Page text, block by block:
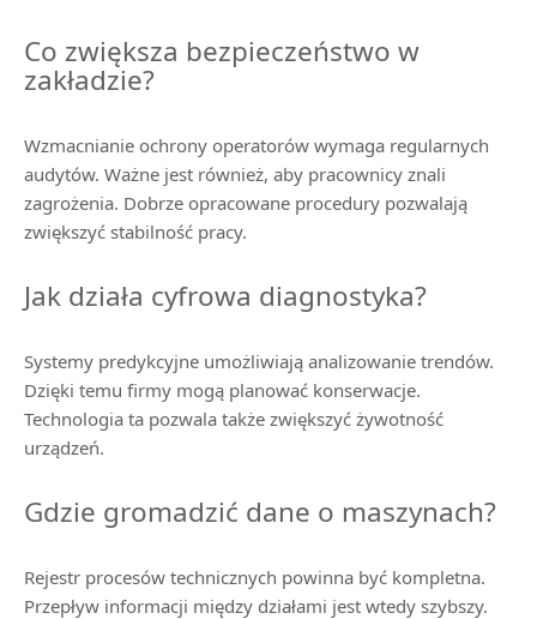
Co zwiększa bezpieczeństwo w
zakładzie?
Wzmacnianie ochrony operatorów wymaga regularnych
audytów. Ważne jest również, aby pracownicy znali
zagrożenia. Dobrze opracowane procedury pozwalają
zwiększyć stabilność pracy.
Jak działa cyfrowa diagnostyka?
Systemy predykcyjne umożliwiają analizowanie trendów.
Dzięki temu firmy mogą planować konserwacje.
Technologia ta pozwala także zwiększyć żywotność
urządzeń.
Gdzie gromadzić dane o maszynach?
Rejestr procesów technicznych powinna być kompletna.
Przepływ informacji między działami jest wtedy szybszy.